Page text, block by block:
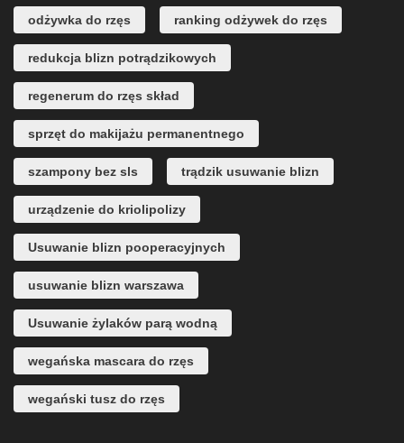
odżywka do rzęs ranking odżywek do rzęs
redukcja blizn potrądzikowych
regenerum do rzęs skład
sprzęt do makijażu permanentnego
szampony bez sls trądzik usuwanie blizn
urządzenie do kriolipolizy
Usuwanie blizn pooperacyjnych
usuwanie blizn warszawa
Usuwanie żylaków parą wodną
wegańska mascara do rzęs
wegański tusz do rzęs